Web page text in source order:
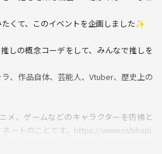
くて、このイベントを企画しました✨
しの概念コーデをして、みんなで推しを
、作品自体、芸能人、Vtuber、歴史上の
メ、ゲームなどのキャラクターを彷彿と
ートのことです。https://www.oshihapi.